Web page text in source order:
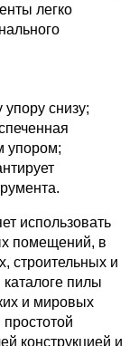
легко
упору снизу;
упором;
использовать
помещений, в
строительных и
пилы
и мировых
простотой
конструкцией и